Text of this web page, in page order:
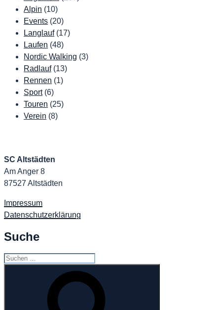
Alpin (10)
Events (20)
Langlauf(17)
Laufen (48)
Nordic Walking (3)
Radlauf(13)
Rennen (1)
Sport(6)
Touren (25)
Verein (8)
SC Altstädten
Am Anger 8
87527 Altstädten
Impressum
Datenschutzerklärung
Suche
Suchen